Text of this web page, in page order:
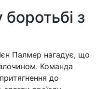
з
Палмер нагадує, що
Команда
до